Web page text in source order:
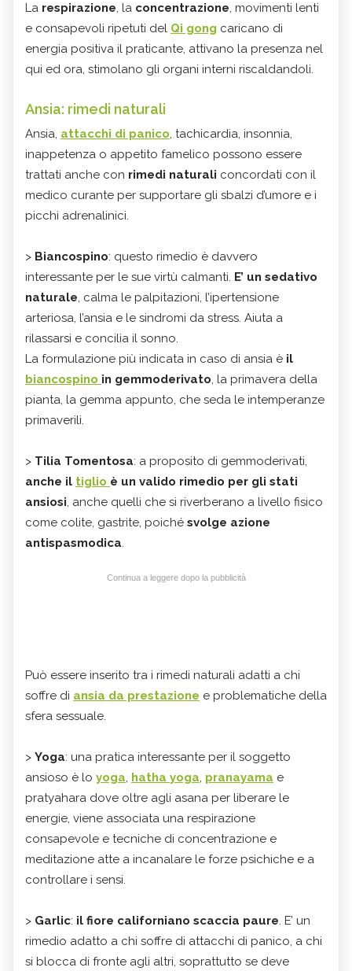
La respirazione, la concentrazione, movimenti lenti
e consapevoli ripetuti del Qi gong caricano di
energia positiva il praticante, attivano la presenza nel
qui ed ora, stimolano gli organi interni riscaldandoli.
Ansia: rimedi naturali
Ansia, attacchi di panico, tachicardia, insonnia,
inappetenza o appetito famelico possono essere
trattati anche con rimedi naturali concordati con il
medico curante per supportare gli sbalzi d’umore e i
picchi adrenalinici.
> Biancospino: questo rimedio è davvero
interessante per le sue virtù calmanti. E’ un sedativo
naturale, calma le palpitazioni, l’ipertensione
arteriosa, l’ansia e le sindromi da stress. Aiuta a
rilassarsi e concilia il sonno.
La formulazione più indicata in caso di ansia è il
biancospino in gemmoderivato, la primavera della
pianta, la gemma appunto, che seda le intemperanze
primaverili.
> Tilia Tomentosa: a proposito di gemmoderivati,
anche il tiglio è un valido rimedio per gli stati
ansiosi, anche quelli che si riverberano a livello fisico
come colite, gastrite, poiché svolge azione
antispasmodica.
Continua a leggere dopo la pubblicità
Può essere inserito tra i rimedi naturali adatti a chi
soffre di ansia da prestazione e problematiche della
sfera sessuale.
> Yoga: una pratica interessante per il soggetto
ansioso è lo yoga, hatha yoga, pranayama e
pratyahara dove oltre agli asana per liberare le
energie, viene associata una respirazione
consapevole e tecniche di concentrazione e
meditazione atte a incanalare le forze psichiche e a
controllare i sensi.
> Garlic: il fiore californiano scaccia paure. E’ un
rimedio adatto a chi soffre di attacchi di panico, a chi
si blocca di fronte agli altri, soprattutto se deve